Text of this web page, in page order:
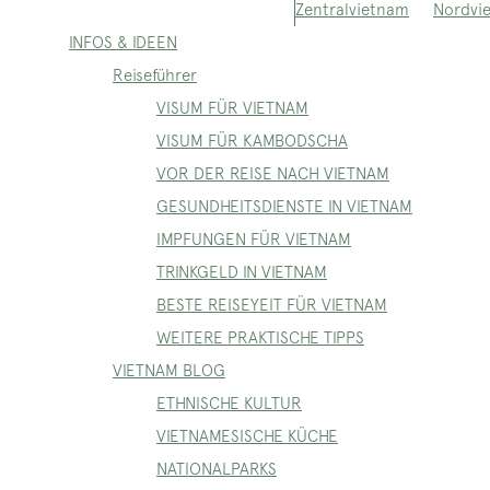
Zentralvietnam
INFOS & IDEEN
Reiseführer
VISUM FÜR VIETNAM
VISUM FÜR KAMBODSCHA
VOR DER REISE NACH VIETNAM
GESUNDHEITSDIENSTE IN VIETNAM
IMPFUNGEN FÜR VIETNAM
TRINKGELD IN VIETNAM
BESTE REISEYEIT FÜR VIETNAM
WEITERE PRAKTISCHE TIPPS
VIETNAM BLOG
ETHNISCHE KULTUR
VIETNAMESISCHE KÜCHE
NATIONALPARKS